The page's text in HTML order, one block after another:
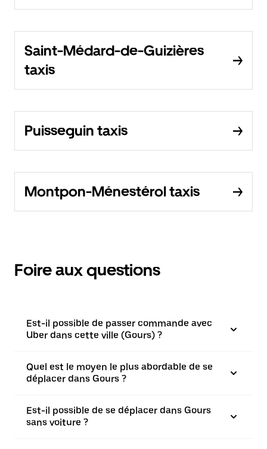
Saint-Médard-de-Guizières
taxis
Puisseguin taxis
Montpon-Ménestérol taxis
Foire aux questions
Est-il possible de passer commande avec
Uber dans cette ville (Gours) ?
Quel est le moyen le plus abordable de se
déplacer dans Gours ?
Est-il possible de se déplacer dans Gours
sans voiture ?